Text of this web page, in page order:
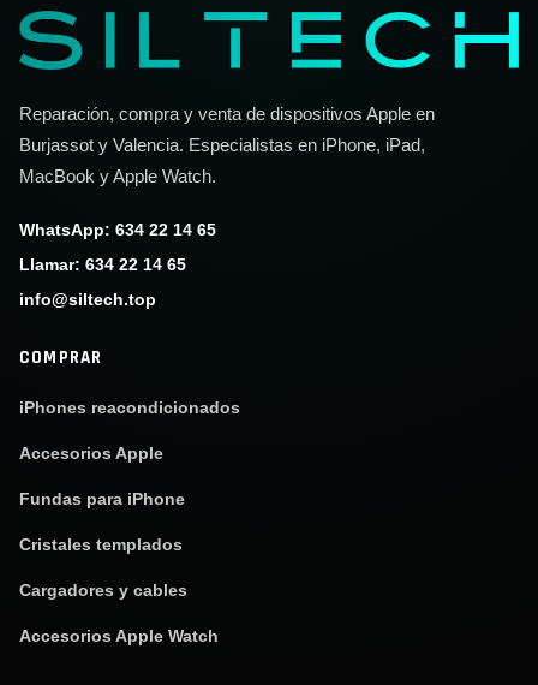
Reparación, compra y venta de dispositivos Apple en
Burjassot y Valencia. Especialistas en iPhone, iPad,
MacBook y Apple Watch.
WhatsApp: 634 22 14 65
Llamar: 634 22 14 65
info@siltech.top
COMPRAR
iPhones reacondicionados
Accesorios Apple
Fundas para iPhone
Cristales templados
Cargadores y cables
Accesorios Apple Watch